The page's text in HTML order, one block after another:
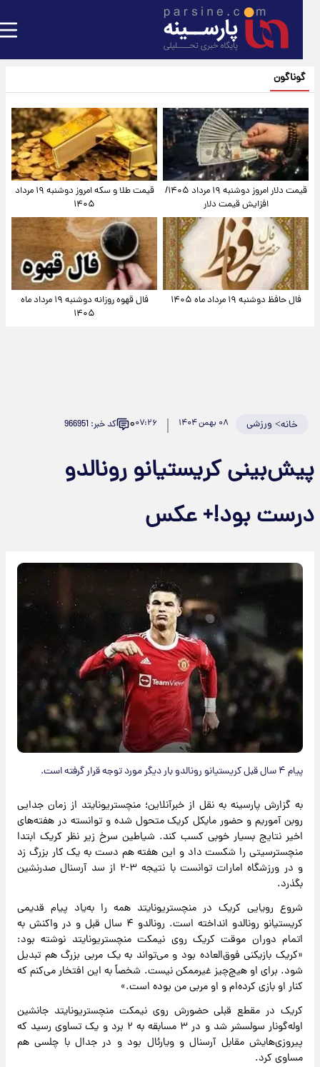
گوناگون
قیمت دلار امروز دوشنبه ۱۹ مرداد ۱۴۰۵/
افزایش قیمت دلار
قیمت طلا و سکه امروز دوشنبه ۱۹ مرداد
۱۴۰۵
فال حافظ دوشنبه ۱۹ مرداد ماه ۱۴۰۵
فال قهوه روزانه دوشنبه ۱۹ مرداد ماه
۱۴۰۵
خانه>ورزشی ۰۸ بهمن ۱۴۰۴ ۰۷:۲۶۰ کد خبر: 966951
کریستیانو رونالدو
بود!+ عکس
پیام ۴ سال قبل کریستیانو رونالدو بار دیگر مورد توجه قرار گرفته است.
به گزارش پارسینه به نقل از خبرآنلاین؛ منچستریونایتد از زمان جدایی
روبن آموریم و حضور مایکل کریک متحول شده و توانسته در هفته‌های
اخیر نتایج بسیار خوبی کسب کند. شیاطین سرخ زیر نظر کریک ابتدا
منچسترسیتی را شکست داد و این هفته هم دست به یک کار بزرگ زد
و در ورزشگاه امارات توانست با نتیجه ۳-۲ از سد آرسنال صدرنشین
بگذرد.
شروع رویایی کریک در منچستریونایتد همه را به‌یاد پیام قدیمی
کریستیانو رونالدو انداخته است. رونالدو ۴ سال قبل و در واکنش به
اتمام دوران موقت کریک روی نیمکت منچستریونایتد نوشته بود:
«کریک بازیکنی فوق‌العاده بود و می‌تواند به یک مربی بزرگ هم تبدیل
شود. برای او هیچ‌چیز غیرممکن نیست. شخصاً به این افتخار می‌کنم که
کنار او بازی کرده‌ام و او مربی من بوده است.»
کریک در مقطع قبلی حضورش روی نیمکت منچستریونایتد جانشین
اوله‌گونار سولسشر شد و در ۳ مسابقه به ۲ برد و یک تساوی رسید که
پیروزی‌هایش مقابل آرسنال و ویارئال بود و در جدال با چلسی هم
مساوی کرد.